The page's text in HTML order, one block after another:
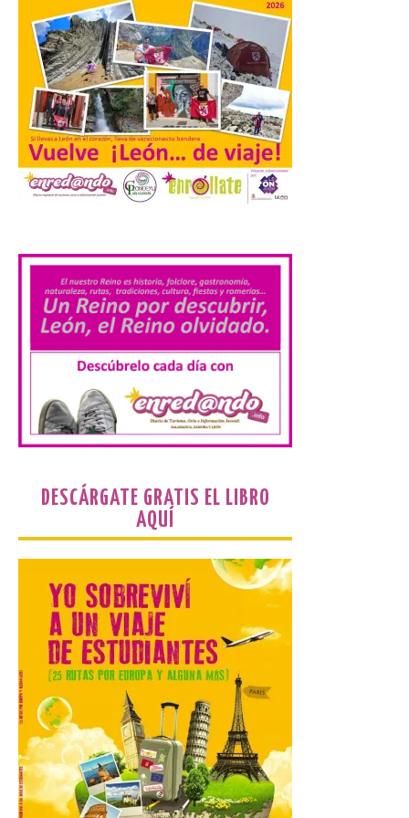
contaminación lumínica
de Europa, un recurso
natural que permite disfrutar de
actividades de astroturismo durante todo
el año. La Dirección General de Turismo
ha puesto en marcha diversas iniciativas
relacionadas […]
Cabárceno prepara tres
enclaves privilegiados
agosto
8 Ago 2026
horario y refuerza los
transportes y la
hostelería. En Alto
Campoo continuará la
programación musical de Estación
Sonora. Peña Cabarga, elegido lugar
preferente en la comunidad autónoma,
seguridad y acceso […]
Gijon prohíbe el baño en
San Lorenzo, Poniente y
Arbeyal el día del eclipse a
partir de las 19.00 horas.
8 Ago 2026
Incide en que el eclipse se
verá desde múltiples
puntos de la ciudad, por lo
que no será necesario
desplazarse y se
recomienda no acudir a Gijón/Xixón en
coche ni usarlo ese día. Los accesos a
la Campa Torres y La […]
DESCÁRGATE GRATIS EL LIBRO
AQUÍ